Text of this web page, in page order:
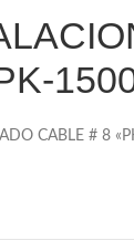
CABLE # 8